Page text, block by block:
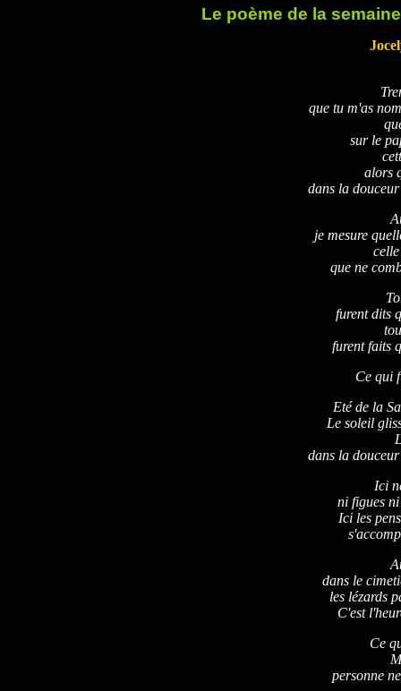
Le poème de la semaine
que tu m'as
sur le
alors
dans la
je mesure
que ne
furent dits
furent faits
Ce qui
Eté de la
Le soleil
dans la
Ici
ni figues
Ici les
dans le
les lézards
C'est
Ce
personne